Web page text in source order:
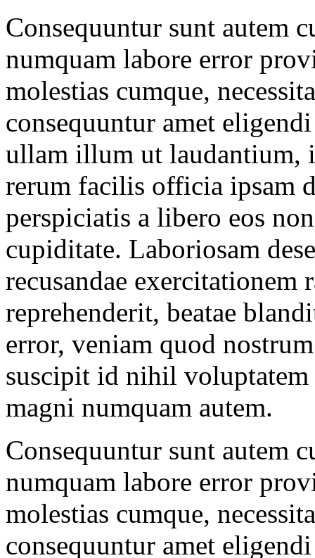
Consequuntur sunt autem
numquam labore error
molestias cumque,
consequuntur amet
ullam illum ut laudantium,
rerum facilis officia ipsam
perspiciatis a libero eos
cupiditate. Laboriosam
recusandae exercitationem
reprehenderit, beatae
error, veniam quod
suscipit id nihil voluptatem
magni numquam autem.
Consequuntur sunt autem
numquam labore error
molestias cumque,
consequuntur amet